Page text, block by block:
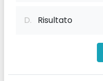
D. Risultato